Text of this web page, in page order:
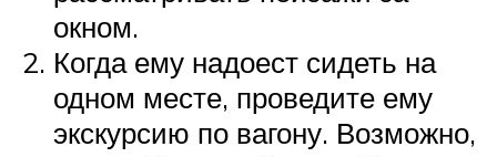
окном.
Когда ему надоест сидеть на
одном месте, проведите ему
экскурсию по вагону. Возможно,